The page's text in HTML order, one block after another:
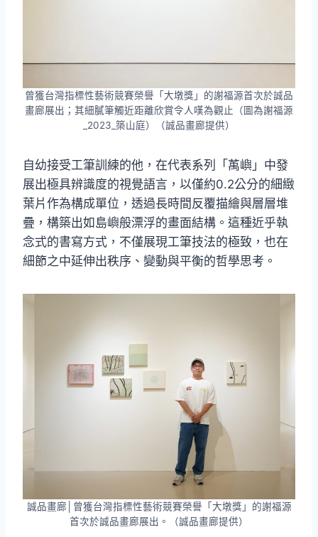
曾獲台灣指標性藝術競賽榮譽「大墩獎」的謝福源首次於誠品
畫廊展出；其細膩筆觸近距離欣賞令人嘆為觀止（圖為謝福源
_2023_築山庭）（誠品畫廊提供）
自幼接受工筆訓練的他，在代表系列「萭嶼」中發
展出極具辨識度的視覺語言，以僅約0.2公分的細緻
葉片作為構成單位，透過長時間反覆描繪與層層堆
疊，構築出如島嶼般漂浮的畫面結構。這種近乎執
念式的書寫方式，不僅展現工筆技法的極致，也在
細節之中延伸出秩序、變動與平衡的哲學思考。
誠品畫廊│曾獲台灣指標性藝術競賽榮譽「大墩獎」的謝福源
首次於誠品畫廊展出。（誠品畫廊提供）